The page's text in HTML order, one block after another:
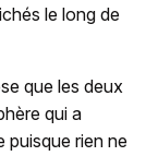
le long de
que les deux
qui a
puisque rien ne